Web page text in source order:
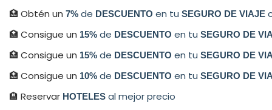
🏥 Obtén un 7% de DESCUENTO en tu SEGURO DE VIAJE
🏥 Consigue un 15% de DESCUENTO en tu SEGURO DE
🏥 Consigue un 15% de DESCUENTO en tu SEGURO DE
🏥 Consigue un 10% de DESCUENTO en tu SEGURO DE
🏨 Reservar HOTELES al mejor precio